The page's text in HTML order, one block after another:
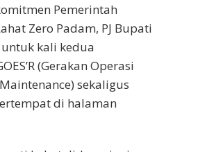
Pemerintah
Zero Padam, PJ Bupati
untuk kali kedua
(Gerakan Operasi
sekaligus
di halaman